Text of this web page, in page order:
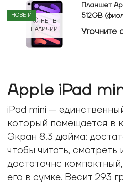
НОВЫЙ
НЕТ В
НАЛИЧИИ
Планшет
512GB
Уточнитe
Apple iPad
iPad mini —
который помещается в
Экран 8.3 дюйма:
чтобы читать, смотреть
достаточно
его в сумке. Весит 293